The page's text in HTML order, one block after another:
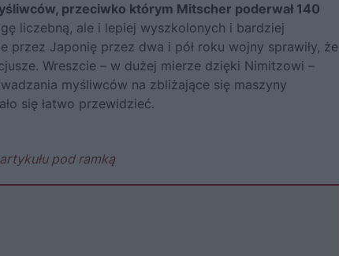
przeciwko którym Mitscher poderwał 140
liczebną, ale i lepiej wyszkolonych i bardziej
Japonię przez dwa i pół roku wojny sprawiły, że
Wreszcie – w dużej mierze dzięki Nimitzowi –
myśliwców na zbliżające się maszyny
się łatwo przewidzieć.
pod ramką